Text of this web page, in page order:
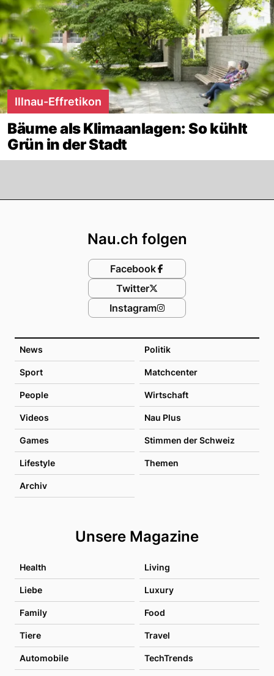
Illnau-Effretikon
Bäume als Klimaanlagen: So kühlt
Grün in der Stadt
News Politik
Sport Matchcenter
People Wirtschaft
Videos Nau Plus
Games Stimmen der Schweiz
Lifestyle Themen
Archiv
Unsere Magazine
Health Living
Liebe Luxury
Family Food
Tiere Travel
Automobile TechTrends
Nau.ch folgen
Facebook
Twitter
Instagram